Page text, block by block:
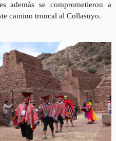
además se comprometieron a
camino troncal al Collasuyo.